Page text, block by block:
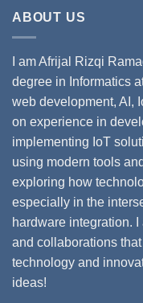
ABOUT US
I am Afrijal Rizqi
degree in Informatics
web development, AI,
on experience in
implementing IoT
using modern tools
exploring how
especially in the
hardware integration.
and collaborations
technology and
ideas!